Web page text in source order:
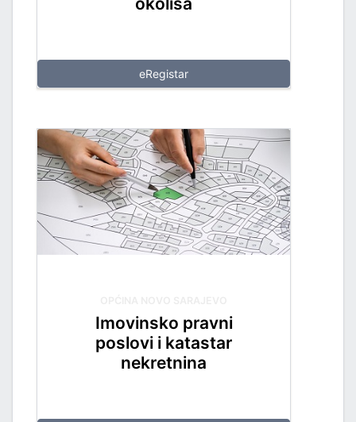
eRegistar
Imovinsko pravni
poslovi i katastar
nekretnina